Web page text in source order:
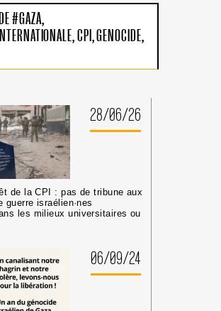
:
PAS
DE
ISRAÉLIEN·NES
PRÉSUMÉ·ES
DANS
LES
MILIEUX
UNIVERSITAIRES
OU
CULTURELS
#GAZA
CPI GENOCIDE
28/06/26
de la CPI : pas de tribune aux
guerre israélien·nes
les milieux universitaires ou
06/09/24